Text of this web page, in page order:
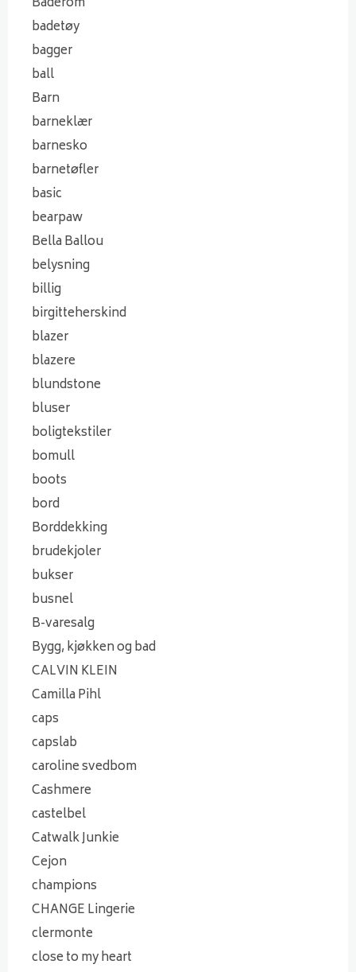
badetøy
bagger
ball
Barn
barneklær
barnesko
barnetøfler
basic
bearpaw
Bella Ballou
belysning
billig
birgitteherskind
blazer
blazere
blundstone
bluser
boligtekstiler
bomull
boots
bord
Borddekking
brudekjoler
bukser
busnel
B-varesalg
Bygg, kjøkken og bad
CALVIN KLEIN
Camilla Pihl
caps
capslab
caroline svedbom
Cashmere
castelbel
Catwalk Junkie
Cejon
champions
CHANGE Lingerie
clermonte
close to my heart